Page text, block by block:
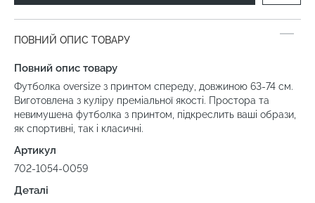
ПОВНИЙ ОПИС ТОВАРУ
Повний опис товару
Футболка oversize з принтом спереду, довжиною 63-74 см.
Виготовлена з куліру преміальної якості. Простора та
невимушена футболка з принтом, підкреслить ваші образи,
як спортивні, так і класичні.
Артикул
702-1054-0059
Деталі